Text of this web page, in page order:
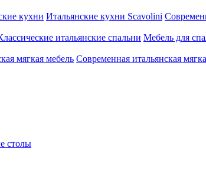
кухни Итальянские кухни Scavolini
итальянские спальни Мебель для
мягкая мебель Современная итальянская
столы